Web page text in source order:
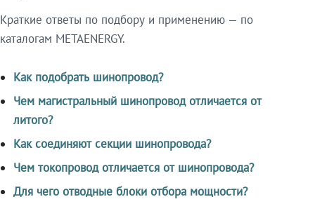
Краткие ответы по подбору и применению — по
каталогам METAENERGY.
Как подобрать шинопровод?
Чем магистральный шинопровод отличается от
литого?
Как соединяют секции шинопровода?
Чем токопровод отличается от шинопровода?
Для чего отводные блоки отбора мощности?